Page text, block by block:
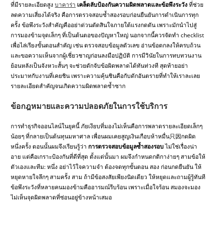
ที่มีรายละเอียดสูงบาคาร่า เคล็ดลับป้องกันความผิดพลาดและข้อพึงระวังที่ช่วย
ลดความเสี่ยงได้จริง คือการตรวจสอบซ้ำสองรอบก่อนยืนยันการดำเนินการทุก
ครั้ง ข้อพึงระวังสำคัญคืออย่าด่วนตัดสินใจภายใต้แรงกดดัน เพราะมักนำไปสู่
การมองข้ามจุดเล็กๆ ที่เป็นต้นตอของปัญหาใหญ่ นอกจากนี้ควรจัดทำ checklist
เพื่อไล่เรียงขั้นตอนสำคัญ เช่น ตรวจสอบข้อมูลตัวเลข อ่านข้อตกลงให้ครบถ้วน
และขอความเห็นจากผู้เชี่ยวชาญก่อนลงมือปฏิบัติ การมีวินัยในการทบทวนงาน
ย้อนหลังเป็นจังหวะสั้นๆ จะช่วยดักจับข้อผิดพลาดได้ทันท่วงที สุดท้ายอย่า
ประมาทกับงานที่เคยชิน เพราะความคุ้นชินคือกับดักอันตรายที่ทำให้เราละเลย
รายละเอียดสำคัญจนเกิดความผิดพลาดซ้ำซาก
ข้อกฎหมายและความปลอดภัยในการใช้บริการ
การทำธุรกิจออนไลน์ในยุคนี้ ภัยเงียบที่มองไม่เห็นคือการพลาดรายละเอียดเล็กๆ
น้อยๆ ที่กลายเป็นต้นทุนมหาศาล เพื่อนผมเคยสูญเงินเกือบห้าหมื่น只因กดผิด
หนึ่งครั้ง ตอนนั้นผมจึงเรียนรู้ว่าการตรวจสอบข้อมูลซ้ำสองรอบไม่ใช่เรื่องน่า
อาย แต่คือเกราะป้องกันที่ดีที่สุด ตั้งแต่นั้นมา ผมจึงกำหนดกติกาง่ายๆ สามข้อให้
ตัวเองและทีม: หนึ่ง อย่าไว้ใจความจำ ต้องจดทุกขั้นตอน สอง ก่อนกดยืนยัน ให้
หยุดหายใจลึกๆ สามครั้ง สาม ถ้ามีข้อสงสัยเพียงนิดเดียว ให้หยุดและถามผู้รู้ทันที
ข้อพึงระวังที่หลายคนมองข้ามคืออารมณ์รีบร้อน เพราะเมื่อใจร้อน สมองจะมอง
ไม่เห็นจุดผิดพลาดที่ซ่อนอยู่ข้างหน้าเสมอ